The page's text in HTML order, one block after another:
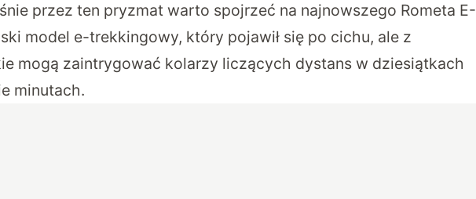
przez ten pryzmat warto spojrzeć na najnowszego Rometa E-
model e-trekkingowy, który pojawił się po cichu, ale z
mogą zaintrygować kolarzy liczących dystans w dziesiątkach
minutach.